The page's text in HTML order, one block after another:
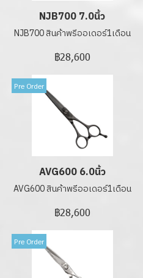
NJB700 7.0นิ้ว
NJB700 สินค้าพรีออเดอร์1เดือน
฿28,600
Pre Order
AVG600 6.0นิ้ว
AVG600 สินค้าพรีออเดอร์1เดือน
฿28,600
Pre Order